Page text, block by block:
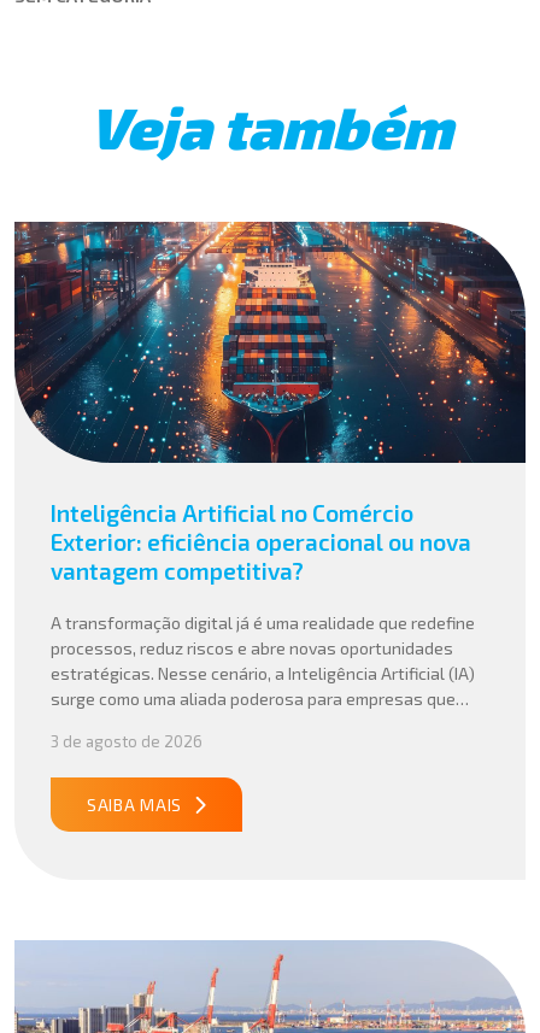
Veja também
Inteligência Artificial no Comércio
Exterior: eficiência operacional ou nova
vantagem competitiva?
A transformação digital já é uma realidade que redefine
processos, reduz riscos e abre novas oportunidades
estratégicas. Nesse cenário, a Inteligência Artificial (IA)
surge como uma aliada poderosa para empresas que
suas operações internacionais. Mais do que automatizar
tarefas, a IA vem sendo aplicada para interpretar dados
complexos, […]
3 de agosto de 2026
SAIBA MAIS